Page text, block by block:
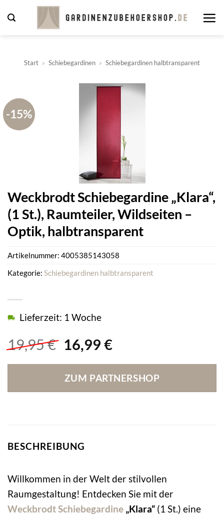
Inhalt
Start » Schiebegardinen » Schiebegardinen halbtransparent
-15%
Weckbrodt Schiebegardine „Klara“,
(1 St.), Raumteiler, Wildseiten –
Optik, halbtransparent
19,95€ Ursprünglicher
war:
19,95 €
16,99 €Aktueller
ist:
16,99 €.
Lieferzeit: 1 Woche
ZUM PARTNERSHOP
Artikelnummer: 4005385143058
Kategorie: Schiebegardinen halbtransparent
BESCHREIBUNG
Willkommen in der Welt der stilvollen
Raumgestaltung! Entdecken Sie mit der
Weckbrodt Schiebegardine „Klara“ (1 St.) eine